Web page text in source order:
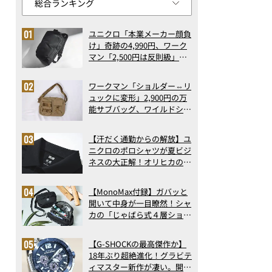
ユニクロ「本業メーカー顔負
け」奇跡の4,990円、ワーク
マン「2,500円は反則級」凄
ト3】（2026年6月版）
ワークマン「ショルダー⇔リ
ュックに変形」2,900円の万
能サブバッグ、ワイルドシン
記事ランキングベスト3】
（2026年6月版）
【汗だく通勤からの解放】ユ
ニクロのポロシャツが夏ビジ
ネスの大正解！オリヒカの透
アの実力
【MonoMax付録】ガバッと
開いて中身が一目瞭然！シャ
カの「じゃばら式４層ショル
った！
【G-SHOCKの最高傑作か】
18年ぶり超絶進化！グラビテ
ィマスター新作が凄い。開発